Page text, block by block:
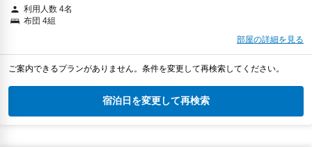
利用人数 4名
布団 4組
部屋の詳細を見る
ご案内できるプランがありません。条件を変更して再検索してください。
宿泊日を変更して再検索